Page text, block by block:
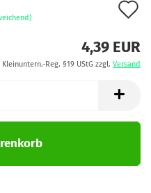
4,39 EUR
Reg. §19 UStG zzgl. Versand